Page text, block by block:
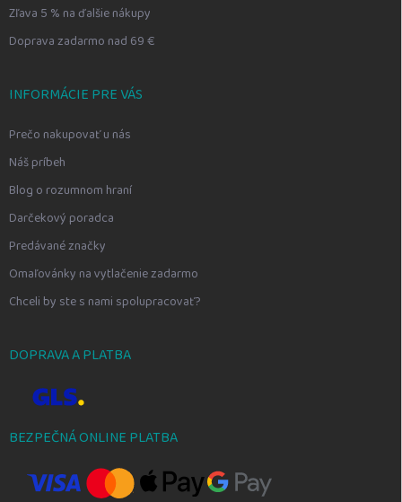
Zľava 5 % na ďalšie nákupy
Doprava zadarmo nad 69 €
INFORMÁCIE PRE VÁS
Prečo nakupovať u nás
Náš príbeh
Blog o rozumnom hraní
Darčekový poradca
Predávané značky
Omaľovánky na vytlačenie zadarmo
Chceli by ste s nami spolupracovať?
DOPRAVA A PLATBA
BEZPEČNÁ ONLINE PLATBA